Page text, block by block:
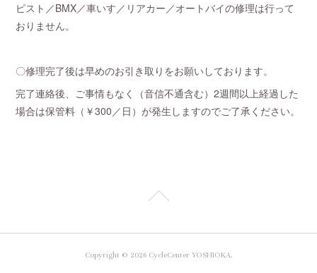
ピスト／BMX／車いす／リアカー／オートバイの修理は行って
おりません。
〇修理完了後は早めのお引き取りをお願いしております。
完了連絡後、ご事情もなく（音信不通含む）2週間以上経過した
場合は保管料（￥300／日）が発生しますのでご了承ください。
Copyright © 2026 CycleCenter YOSHIOKA.